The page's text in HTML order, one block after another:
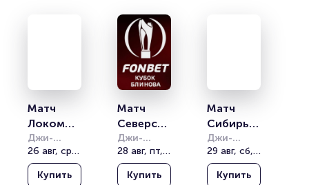
Матч
Локомот
ив -
Нефтехи
мик.
Джи-
Драйв (G-
Drive
Арена)
26 авг, ср, 15:00
Купить
Матч
Северста
ль -
Нефтехи
мик.
Джи-
Драйв (G-
Drive
Арена)
28 авг, пт, 19:30
Купить
Матч
Сибирь -
Нефтехи
мик.
Мемориа
Джи-
Драйв (G-
Drive
Арена)
29 авг, сб, 15:00
Купить